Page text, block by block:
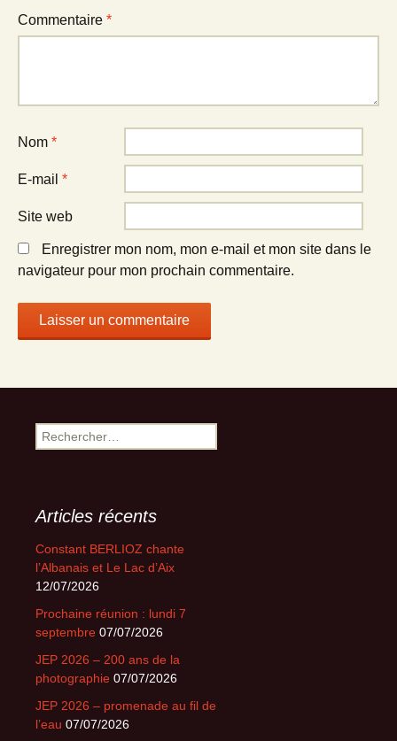
Commentaire *
Nom *
E-mail *
Site web
Enregistrer mon nom, mon e-mail et mon site dans le
navigateur pour mon prochain commentaire.
Rechercher :
Articles récents
Constant BERLIOZ chante
l’Albanais et Le Lac d’Aix
12/07/2026
Prochaine réunion : lundi 7
septembre 07/07/2026
JEP 2026 – 200 ans de la
photographie 07/07/2026
JEP 2026 – promenade au fil de
l’eau 07/07/2026